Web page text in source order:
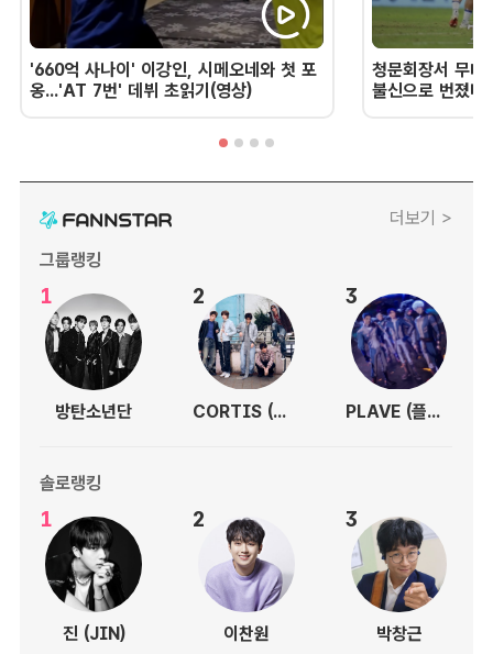
'660억 사나이' 이강인, 시메오네와 첫 포
옹...'AT 7번' 데뷔 초읽기(영상)
청문회장서 무너
불신으로 번졌
더보기 >
그룹랭킹
1
방탄소년단
2
CORTIS (코르티스)
3
PLAVE (플레이브)
솔로랭킹
1
진 (JIN)
2
이찬원
3
박창근